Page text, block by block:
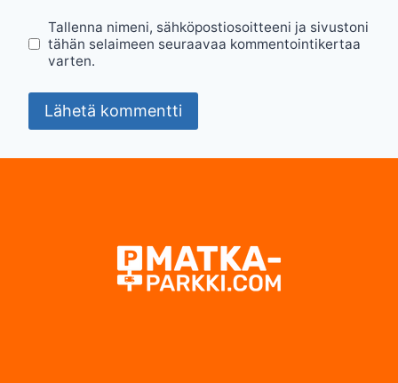
Tallenna nimeni, sähköpostiosoitteeni ja sivustoni
tähän selaimeen seuraavaa kommentointikertaa
varten.